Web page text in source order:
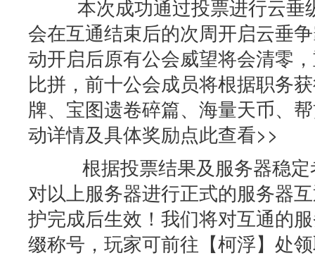
本次成功通过投票进行云垂
会在互通结束后的次周开启云垂
动开启后原有公会威望将会清零
比拼，前十公会成员将根据职务
牌、宝图遗卷碎篇、海量天币、
动详情及具体奖励点此查看>>
根据投票结果及服务器稳定
对以上服务器进行正式的服务器
护完成后生效！我们将对互通的
缀称号，玩家可前往【柯浮】处